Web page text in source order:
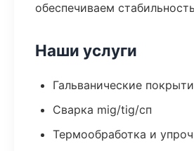
обеспечиваем
Наши услуги
Гальванические
Сварка mig/tig/сп
Термообработка и